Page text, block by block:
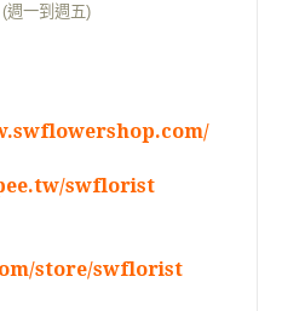
週一到週五)
swflorist
store/swflorist